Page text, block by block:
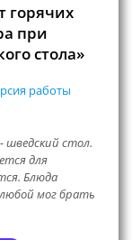
горячих
при
стола»
работы
стол.
для
Блюда
мог брать